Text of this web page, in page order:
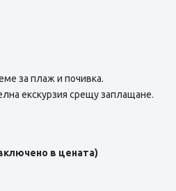
за плаж и почивка.
екскурзия срещу заплащане.
в цената)